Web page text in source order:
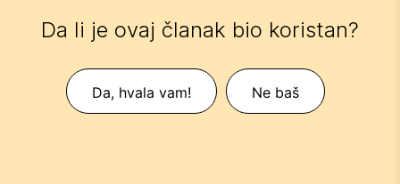
Da li je ovaj članak bio koristan?
Da, hvala vam! Ne baš